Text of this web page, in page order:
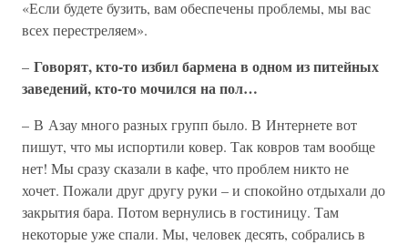
«Если будете бузить, вам обеспечены проблемы, мы вас
всех перестреляем».
– Говорят, кто-то избил бармена в одном из питейных
заведений, кто-то мочился на пол…
– В Азау много разных групп было. В Интернете вот
пишут, что мы испортили ковер. Так ковров там вообще
нет! Мы сразу сказали в кафе, что проблем никто не
хочет. Пожали друг другу руки – и спокойно отдыхали до
закрытия бара. Потом вернулись в гостиницу. Там
некоторые уже спали. Мы, человек десять, собрались в